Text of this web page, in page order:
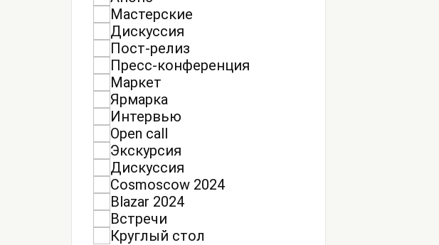
Мастерские
Дискуссия
Пост-релиз
Пресс-конференция
Маркет
Ярмарка
Интервью
Open call
Экскурсия
Дискуссия
Cosmoscow 2024
Blazar 2024
Встречи
Круглый стол